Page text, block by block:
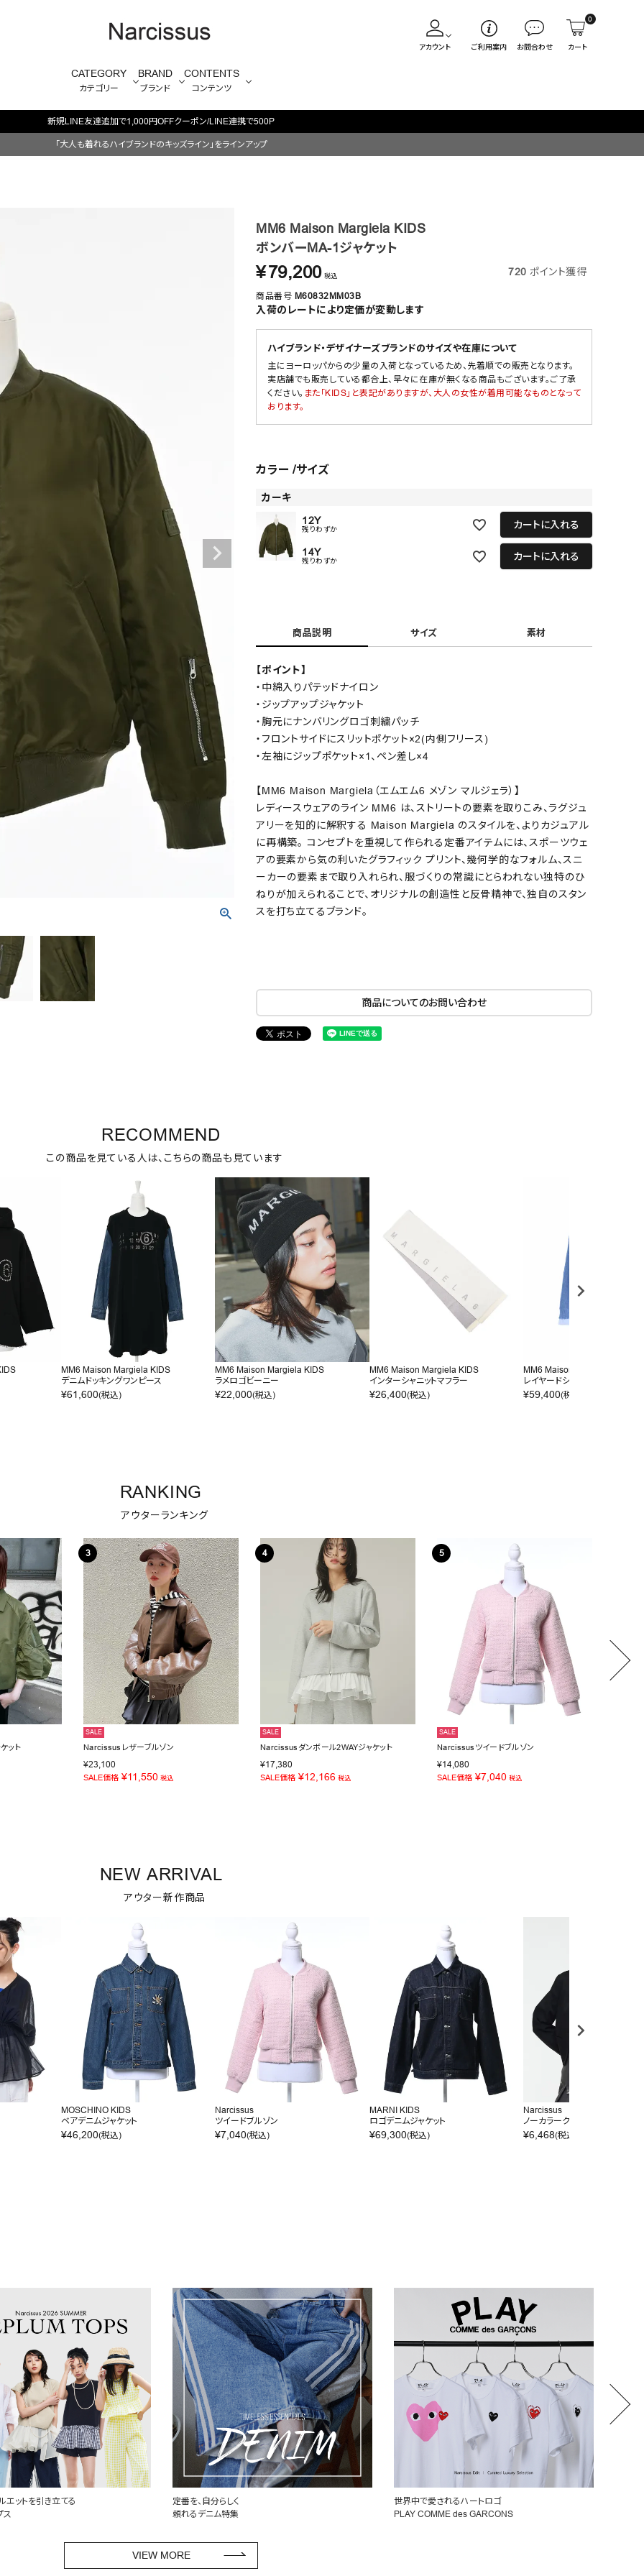
アカウント ご利用案内 お問合わせ
0
カート
CATEGORY
カテゴリー
OUTLET
BRAND
ブランド
CONTENTS
コンテンツ
「大人も着れるハイブランドのキッズライン」をラインアップ
MM6 Maison Margiela KIDS
ボンバーMA-1ジャケット
¥79,200 税込 720 ポイント獲得
商品番号 M60832MM03B
入荷のレートにより定価が変動します
ハイブランド・デザイナーズブランドのサイズや在庫について
主にヨーロッパからの少量の入荷となっているため、先着順での販売となります。
実店舗でも販売している都合上、早々に在庫が無くなる商品もございます。ご了承
ください。 また「KIDS」と表記がありますが、大人の女性が着用可能なものとなって
おります。
カラー サイズ
カーキ
12Y
残りわずか カートに入れる
14Y
残りわずか カートに入れる
商品説明 サイズ 素材
【ポイント】
・中綿入りパテッドナイロン
・ジップアップジャケット
・胸元にナンバリングロゴ刺繍パッチ
・フロントサイドにスリットポケット×2(内側フリース)
・左袖にジップポケット×1、ペン差し×4
【MM6 Maison Margiela（エムエム6 メゾン マルジェラ）】
レディースウェアのライン MM6 は、ストリートの要素を取りこみ、ラグジュ
アリーを知的に解釈する Maison Margiela のスタイルを、よりカジュアル
に再構築。 コンセプトを重視して作られる定番アイテムには、スポーツウェ
アの要素から気の利いたグラフィック プリント、幾何学的なフォルム、スニ
ーカーの要素まで取り入れられ、服づくりの常識にとらわれない独特のひ
ねりが加えられることで、オリジナルの創造性と反骨精神で、独自のスタン
スを打ち立てるブランド。
商品についてのお問い合わせ
RECOMMEND
この商品を見ている人は、こちらの商品も見ています
MM6 Maison Margiela KIDS
デニムドッキングワンピース
¥61,600(税込)
MM6 Maison Margiela KIDS
ラメロゴビーニー
¥22,000(税込)
MM6 Maison Margiela KIDS
インターシャニットマフラー
¥26,400(税込)
MM6 Maison Margiela KIDS
レイヤードシャツワンピース
¥59,400(税込)
RANKING
アウターランキング
ット
SALE
Narcissusレザーブルゾン
¥23,100
SALE価格 ¥11,550 税込
SALE
Narcissusダンボール2WAYジャケット
¥17,380
SALE価格 ¥12,166 税込
SALE
Narcissusツイードブルゾン
¥14,080
SALE価格 ¥7,040 税込
NEW ARRIVAL
アウター新作商品
MOSCHINO KIDS
ベアデニムジャケット
¥46,200(税込)
Narcissus
ツイードブルゾン
¥7,040(税込)
MARNI KIDS
ロゴデニムジャケット
¥69,300(税込)
Narcissus
ノーカラークロップドジャケット
¥6,468(税込)
しく
集
世界中で愛されるハートロゴ
PLAY COMME des GARCONS
厳選したラグジュアリーセレクション
MONCLER EDIT
VIEW MORE